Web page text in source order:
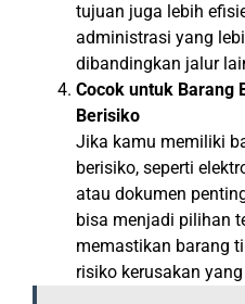
tujuan juga lebih
administrasi yang
dibandingkan jalur
Cocok untuk Barang
Berisiko
Jika kamu memiliki
berisiko, seperti
atau dokumen
bisa menjadi pilihan
memastikan barang
risiko kerusakan